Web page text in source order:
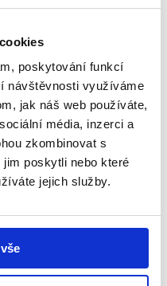
poskytování funkcí
návštěvnosti využíváme
jak náš web používáte,
média, inzerci a
zkombinovat s
poskytli nebo které
jejich služby.
Iva, tatínek Pavel a